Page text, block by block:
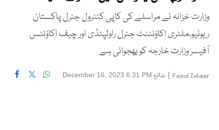
وزارت خزانہ نے مراسلے کی کاپی کنٹرول جنرل پاکستان
ریونیو،ملٹری اکاؤنٹنٹ جنرل راولپنڈی اور چیف اکاؤنٹس
آفیسر وزارت خارجہ کو بھجوائی ہے
Faisal Zaheer
| شائع December 16, 2023 6:31 PM